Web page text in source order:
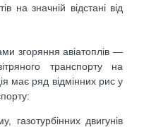
на значній відстані від
згоряння авіатоплів —
транспорту на
має ряд відмінних рис у
газотурбінних двигунів